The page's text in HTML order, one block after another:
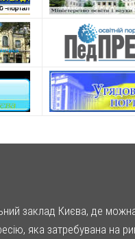
заклад Києва, де
яка затребувана на